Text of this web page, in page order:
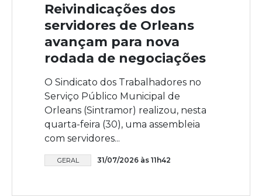
Reivindicações dos
servidores de Orleans
avançam para nova
rodada de negociações
O Sindicato dos Trabalhadores no
Serviço Público Municipal de
Orleans (Sintramor) realizou, nesta
quarta-feira (30), uma assembleia
com servidores...
GERAL 31/07/2026 às 11h42